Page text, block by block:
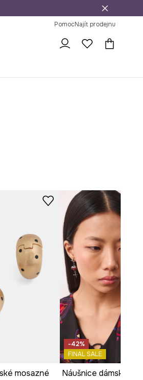
PomocNajít prodejnu
mosazné
-42%
FINAL SALE